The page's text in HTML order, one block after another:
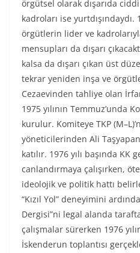
örgütsel olarak dışarıda
kadroları ise yurtdışındaydı.
örgütlerin lider ve
mensupları da dışarı
kalsa da dışarı çıkan üst
tekrar yeniden inşa ve
Cezaevinden tahliye olan
1975 yılının Temmuz’unda
kurulur. Komiteye TKP
yöneticilerinden Ali
katılır. 1976 yılı başında
canlandırmaya çalışırken,
ideolojik ve politik hattı
“Kızıl Yol” deneyimini
Dergisi”ni legal alanda
çalışmalar sürerken 1976
İskenderun toplantısı